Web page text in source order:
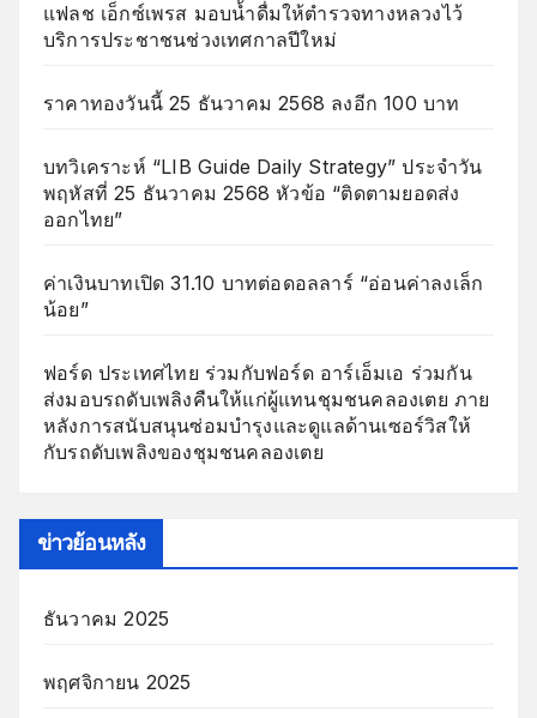
แฟลช เอ็กซ์เพรส มอบน้ำดื่มให้ตำรวจทางหลวงไว้
บริการประชาชนช่วงเทศกาลปีใหม่
ราคาทองวันนี้ 25 ธันวาคม 2568 ลงอีก 100 บาท
บทวิเคราะห์ “LIB Guide Daily Strategy” ประจำวัน
พฤหัสที่ 25 ธันวาคม 2568 หัวข้อ “ติดตามยอดส่ง
ออกไทย”
ค่าเงินบาทเปิด 31.10 บาทต่อดอลลาร์ “อ่อนค่าลงเล็ก
น้อย”
ฟอร์ด ประเทศไทย ร่วมกับฟอร์ด อาร์เอ็มเอ ร่วมกัน
ส่งมอบรถดับเพลิงคืนให้แก่ผู้แทนชุมชนคลองเตย ภาย
หลังการสนับสนุนซ่อมบำรุงและดูแลด้านเซอร์วิสให้
กับรถดับเพลิงของชุมชนคลองเตย
ข่าวย้อนหลัง
ธันวาคม 2025
พฤศจิกายน 2025